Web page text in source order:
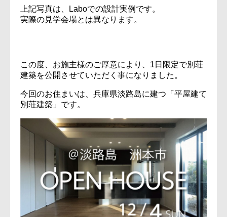
上記写真は、Laboでの設計実例です。
実際の見学会場とは異なります。
この度、お施主様のご厚意により、1日限定で別荘
建築を公開させていただく事になりました。
今回のお住まいは、兵庫県淡路島に建つ「平屋建て
別荘建築」です。